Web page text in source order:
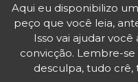
Aqui eu disponibilizo
peço que você leia,
Isso vai ajudar
convicção. Lembre-
desculpa, tudo crê,